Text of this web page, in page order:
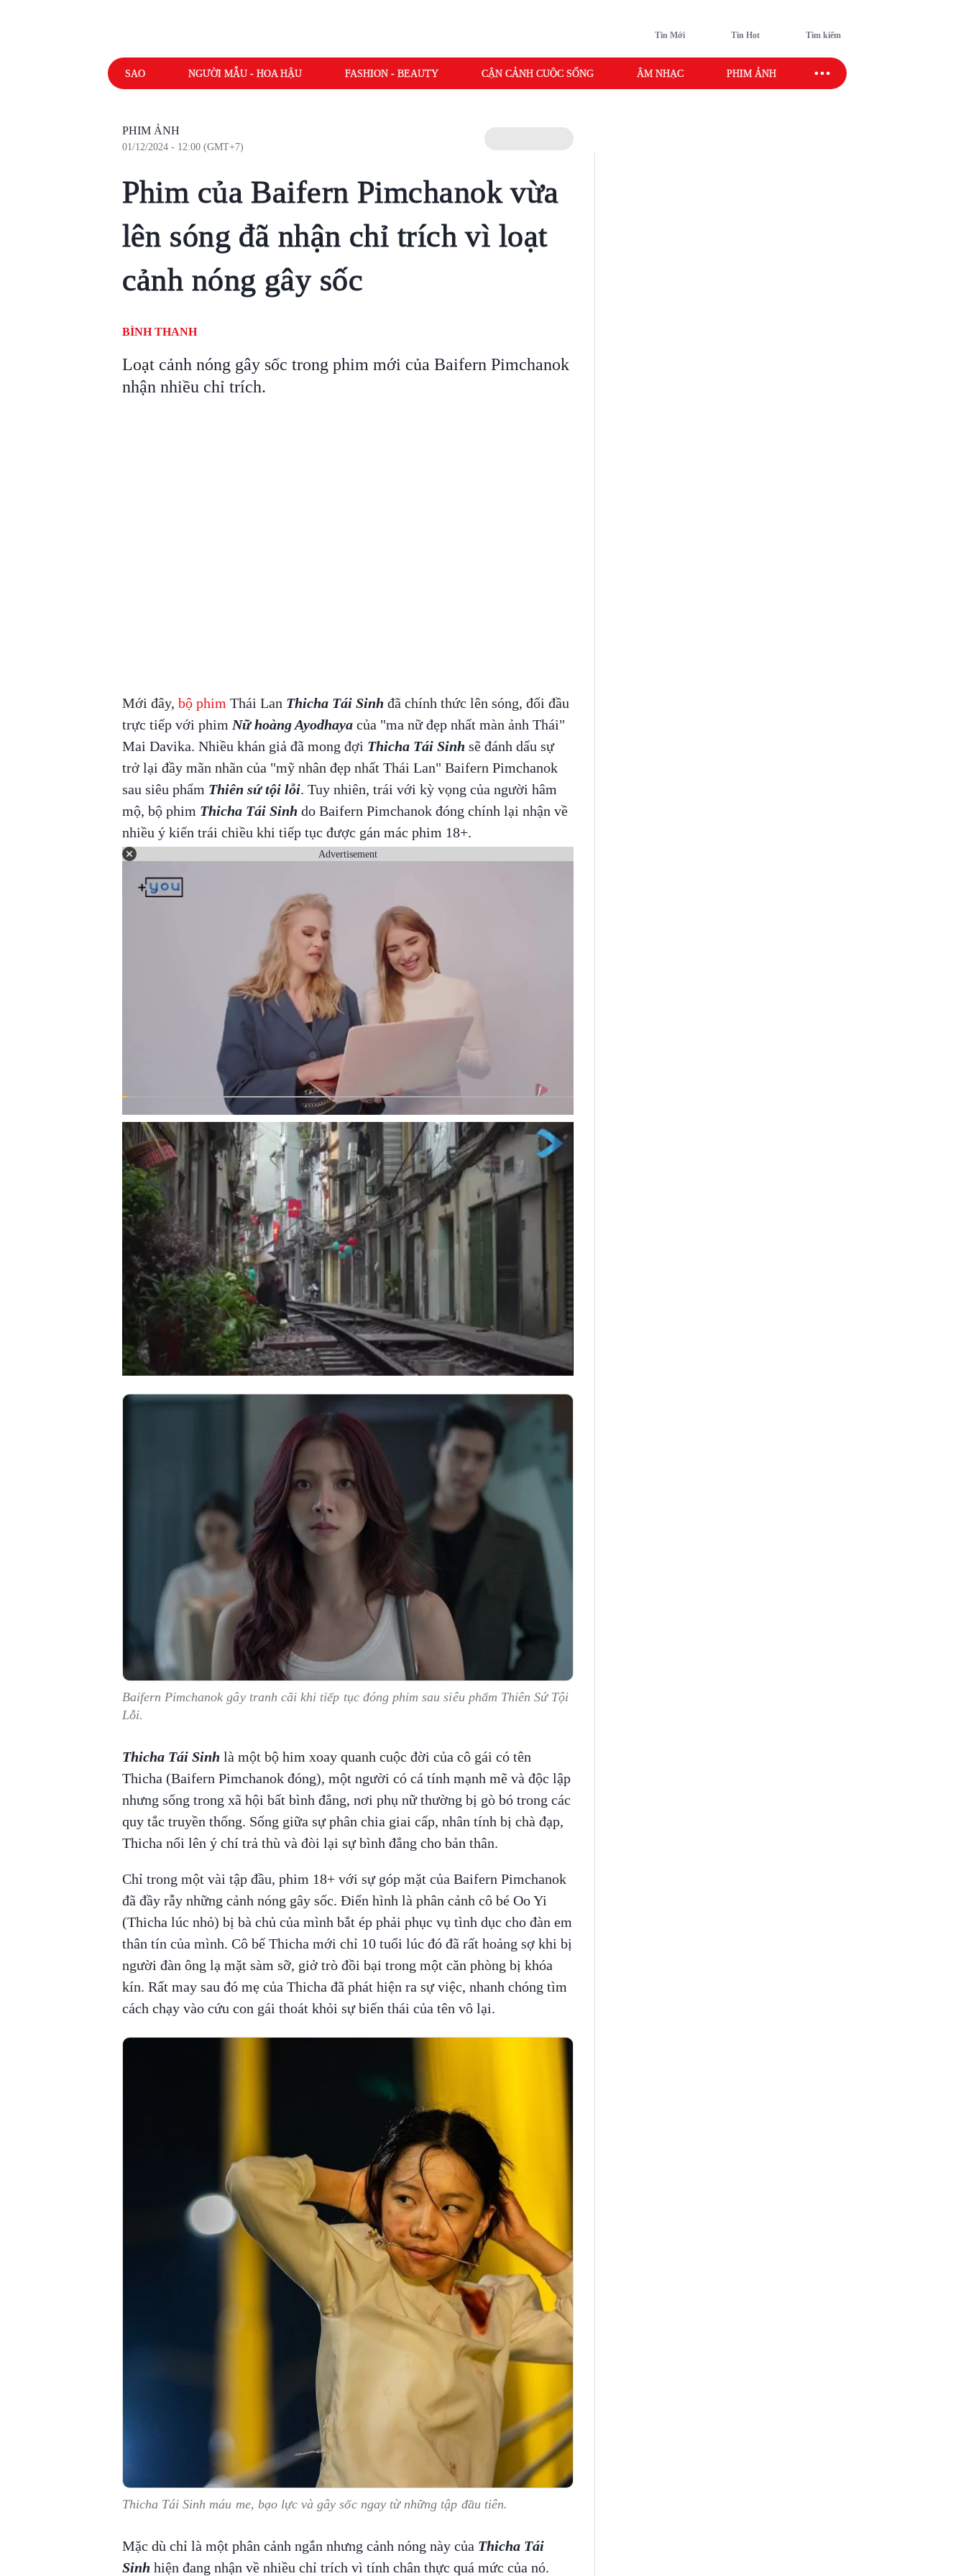
Tin Mới Tin Hot Tìm kiếm
SAO NGƯỜI MẪU - HOA HẬU FASHION - BEAUTY CẬN CẢNH CUỘC SỐNG ÂM NHẠC PHIM ẢNH SAO SPORT
PHIM ẢNH
01/12/2024 - 12:00 (GMT+7)
Phim của Baifern Pimchanok vừa
lên sóng đã nhận chỉ trích vì loạt
cảnh nóng gây sốc
BÌNH THANH
Loạt cảnh nóng gây sốc trong phim mới của Baifern Pimchanok
nhận nhiều chỉ trích.
Mới đây, bộ phim Thái Lan Thicha Tái Sinh đã chính thức lên sóng, đối đầu
trực tiếp với phim Nữ hoàng Ayodhaya của "ma nữ đẹp nhất màn ảnh Thái"
Mai Davika. Nhiều khán giả đã mong đợi Thicha Tái Sinh sẽ đánh dấu sự
trở lại đầy mãn nhãn của "mỹ nhân đẹp nhất Thái Lan" Baifern Pimchanok
sau siêu phẩm Thiên sứ tội lỗi. Tuy nhiên, trái với kỳ vọng của người hâm
mộ, bộ phim Thicha Tái Sinh do Baifern Pimchanok đóng chính lại nhận về
nhiều ý kiến trái chiều khi tiếp tục được gán mác phim 18+.
Advertisement
Baifern Pimchanok gây tranh cãi khi tiếp tục đóng phim sau siêu phẩm Thiên Sứ Tội
Lỗi.
Thicha Tái Sinh là một bộ him xoay quanh cuộc đời của cô gái có tên
Thicha (Baifern Pimchanok đóng), một người có cá tính mạnh mẽ và độc lập
nhưng sống trong xã hội bất bình đẳng, nơi phụ nữ thường bị gò bó trong các
quy tắc truyền thống. Sống giữa sự phân chia giai cấp, nhân tính bị chà đạp,
Thicha nổi lên ý chí trả thù và đòi lại sự bình đẳng cho bản thân.
Chỉ trong một vài tập đầu, phim 18+ với sự góp mặt của Baifern Pimchanok
đã đầy rẫy những cảnh nóng gây sốc. Điển hình là phân cảnh cô bé Oo Yi
(Thicha lúc nhỏ) bị bà chủ của mình bắt ép phải phục vụ tình dục cho đàn em
thân tín của mình. Cô bế Thicha mới chỉ 10 tuổi lúc đó đã rất hoảng sợ khi bị
người đàn ông lạ mặt sàm sỡ, giở trò đồi bại trong một căn phòng bị khóa
kín. Rất may sau đó mẹ của Thicha đã phát hiện ra sự việc, nhanh chóng tìm
cách chạy vào cứu con gái thoát khỏi sự biến thái của tên vô lại.
Thicha Tái Sinh máu me, bạo lực và gây sốc ngay từ những tập đầu tiên.
Mặc dù chỉ là một phân cảnh ngắn nhưng cảnh nóng này của Thicha Tái
Sinh hiện đang nhận về nhiều chỉ trích vì tính chân thực quá mức của nó.